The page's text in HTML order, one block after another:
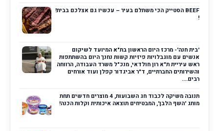
BEEF הסטייק הכי משתלם בעיר – עכשיו גם אצלכם בבית!
!
'בית חנה'- מרכז היום הראשון בת"א המיועד לשיקום
אנשים עם מוגבלויות פיזיות קשות נחנך היום בהשתתפות
ראש עיריית ת"א רון חולדאי, מנכ"ל משרד העבודה, הרווחה
והשירותים החברתיים, ד"ר אביגדור קפלן ועוד אורחים
רבים....
תנובה משיקה לכבוד חג השבועות, 4 מוצרים חדשים תחת
מותג 'השף הלבן', המבטיחים תוצאה איכותית וקלות הכנה!